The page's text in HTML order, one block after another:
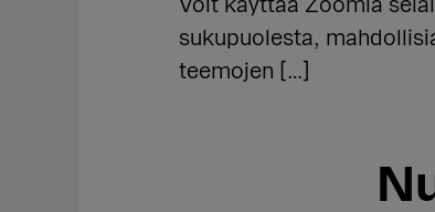
Voit käyttää Zoomia
sukupuolesta,
teemojen […]